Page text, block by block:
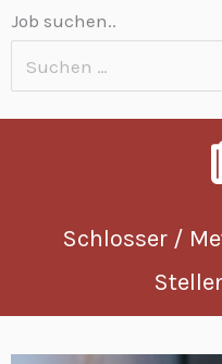
Job suchen..
Suchen
nach:
Schlosser /